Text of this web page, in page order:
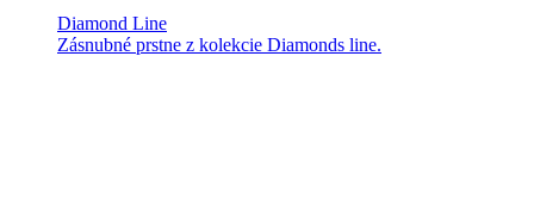
Diamond Line
Zásnubné prstne z kolekcie Diamonds line.